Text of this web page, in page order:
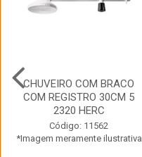
CHUVEIRO COM BRACO
COM REGISTRO 30CM 5
2320 HERC
Código: 11562
*Imagem meramente ilustrativa